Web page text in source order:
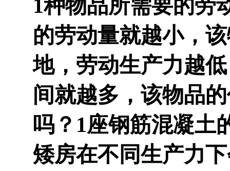
1种物品所需要的劳
的劳动量就越小，
地，劳动生产力越
间就越多，该物品
吗？1座钢筋混凝土
矮房在不同生产力